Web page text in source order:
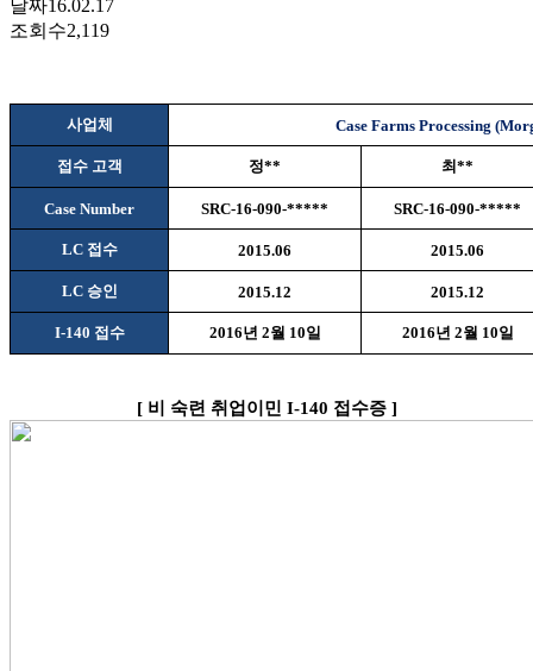
날짜16.02.17
조회수2,119
사업체 Case Farms Processing
접수 고객 정** 최**
Case Number SRC-16-090-***** SRC-16-090-*****
LC 접수 2015.06 2015.06
LC 승인 2015.12 2015.12
I-140 접수 2016년 2월 10일 2016년 2월 10일
[ 비 숙련 취업이민 I-140 접수증]